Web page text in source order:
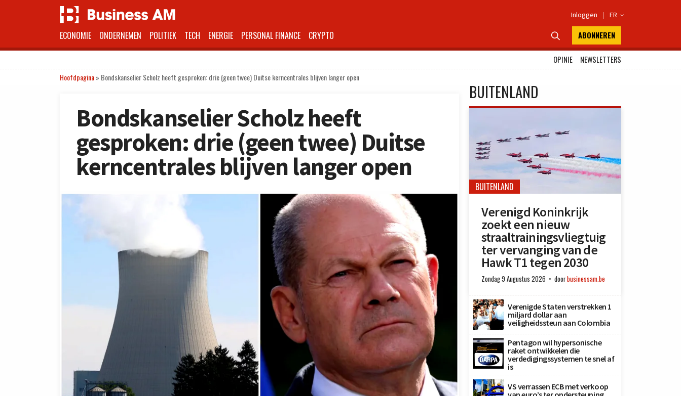
Inloggen | FR 
ECONOMIE ONDERNEMEN POLITIEK TECH ENERGIE PERSONAL FINANCE CRYPTO  ABONNEREN
OPINIE
NEWSLETTERS
Hoofdpagina» Bondskanselier Scholz heeft gesproken: drie (geen twee) Duitse kerncentrales blijven langer open
Bondskanselier Scholz heeft
gesproken: drie (geen twee) Duitse
kerncentrales blijven langer open
BUITENLAND
BUITENLAND
Verenigd Koninkrijk
zoekt een nieuw
straaltrainingsvliegtuig
ter vervanging van de
Hawk T1 tegen 2030
Zondag 9 Augustus 2026 doorbusinessam.be
Verenigde Staten verstrekken 1
miljard dollar aan
veiligheidssteun aan Colombia
Pentagon wil hypersonische
raket ontwikkelen die
verdedigingssystemen te snel af
is
VS verrassen ECB met verkoop